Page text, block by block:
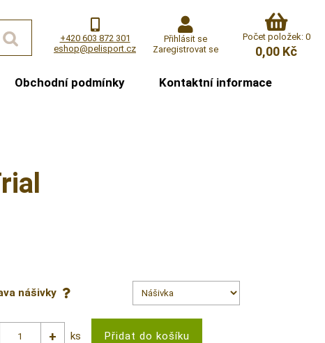
+420 603 872 301
eshop@pelisport.cz
Přihlásit se
Zaregistrovat se
Počet položek: 0
0,00 Kč
Obchodní podmínky Kontaktní informace
nášivky
ks